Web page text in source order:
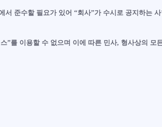
준수할 필요가 있어 “회사”가 수시로 공지하는
”를 이용할 수 없으며 이에 따른 민사, 형사상의 모